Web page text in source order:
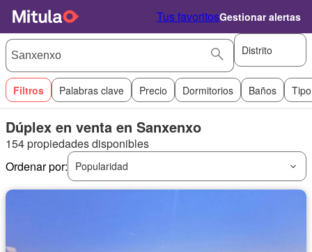
Tus favoritosGestionar alertas
Distrito
Filtros Palabras clave Precio Dormitorios Baños
Dúplex en venta en Sanxenxo
154 propiedades disponibles
Ordenar por:
Popularidad